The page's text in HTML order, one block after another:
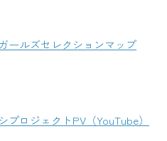
ールズセレクションマップ
ロジェクトPV（YouTube）